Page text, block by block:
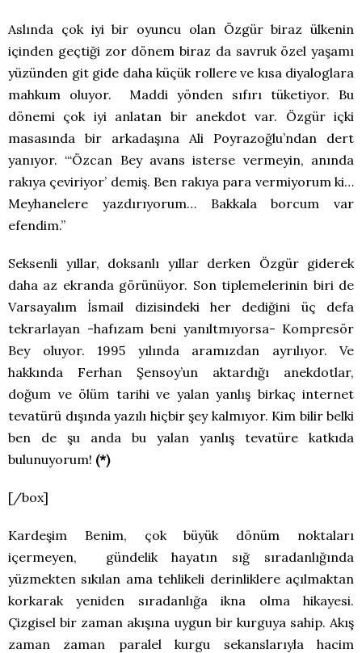
Aslında çok iyi bir oyuncu olan Özgür biraz ülkenin
içinden geçtiği zor dönem biraz da savruk özel yaşamı
yüzünden git gide daha küçük rollere ve kısa diyaloglara
mahkum oluyor. Maddi yönden sıfırı tüketiyor. Bu
dönemi çok iyi anlatan bir anekdot var. Özgür içki
masasında bir arkadaşına Ali Poyrazoğlu’ndan dert
yanıyor. “‘Özcan Bey avans isterse vermeyin, anında
rakıya çeviriyor’ demiş. Ben rakıya para vermiyorum ki…
Meyhanelere yazdırıyorum… Bakkala borcum var
efendim.”
Seksenli yıllar, doksanlı yıllar derken Özgür giderek
daha az ekranda görünüyor. Son tiplemelerinin biri de
Varsayalım İsmail dizisindeki her dediğini üç defa
tekrarlayan -hafızam beni yanıltmıyorsa- Kompresör
Bey oluyor. 1995 yılında aramızdan ayrılıyor. Ve
hakkında Ferhan Şensoy’un aktardığı anekdotlar,
doğum ve ölüm tarihi ve yalan yanlış birkaç internet
tevatürü dışında yazılı hiçbir şey kalmıyor. Kim bilir belki
ben de şu anda bu yalan yanlış tevatüre katkıda
bulunuyorum! (*)
[/box]
Kardeşim Benim, çok büyük dönüm noktaları
içermeyen, gündelik hayatın sığ sıradanlığında
yüzmekten sıkılan ama tehlikeli derinliklere açılmaktan
korkarak yeniden sıradanlığa ikna olma hikayesi.
Çizgisel bir zaman akışına uygun bir kurguya sahip. Akış
zaman zaman paralel kurgu sekanslarıyla hacim